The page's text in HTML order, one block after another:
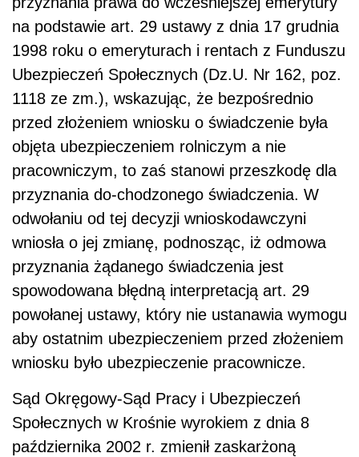
na podstawie art. 29 ustawy z dnia 17 grudnia
1998 roku o emeryturach i rentach z Funduszu
Ubezpieczeń Społecznych (Dz.U. Nr 162, poz.
1118 ze zm.), wskazując, że bezpośrednio
przed złożeniem wniosku o świadczenie była
objęta ubezpieczeniem rolniczym a nie
pracowniczym, to zaś stanowi przeszkodę dla
przyznania do-chodzonego świadczenia. W
odwołaniu od tej decyzji wnioskodawczyni
wniosła o jej zmianę, podnosząc, iż odmowa
przyznania żądanego świadczenia jest
spowodowana błędną interpretacją art. 29
powołanej ustawy, który nie ustanawia wymogu
aby ostatnim ubezpieczeniem przed złożeniem
wniosku było ubezpieczenie pracownicze.
Sąd Okręgowy-Sąd Pracy i Ubezpieczeń
Społecznych w Krośnie wyrokiem z dnia 8
października 2002 r. zmienił zaskarżoną